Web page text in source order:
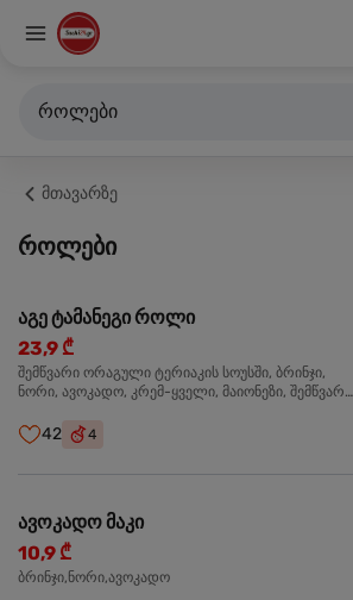
როლები
მთავარზე
როლები
აგე ტამანეგი როლი
23,9 ₾
შემწვარი ორაგული ტერიაკის სოუსში, ბრინჯი,
ნორი, ავოკადო, კრემ-ყველი, მაიონეზი, შემწვარი
42 4
ავოკადო მაკი
10,9 ₾
ბრინჯი,ნორი,ავოკადო